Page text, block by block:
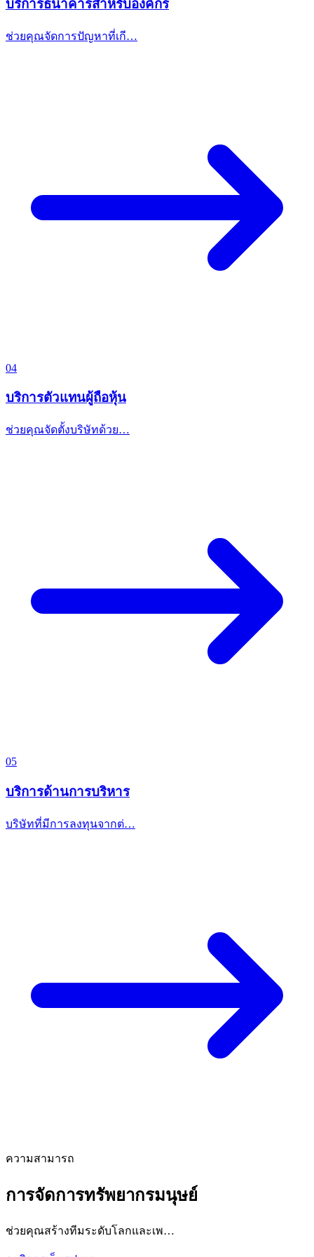
บริการธนาคารสำหรับองค์กร
ช่วยคุณจัดการปัญหาที่เกี…
04
บริการตัวแทนผู้ถือหุ้น
ช่วยคุณจัดตั้งบริษัทด้วย…
05
บริการด้านการบริหาร
บริษัทที่มีการลงทุนจากต่…
ความสามารถ
การจัดการทรัพยากรมนุษย์
ช่วยคุณสร้างทีมระดับโลกและเพ…